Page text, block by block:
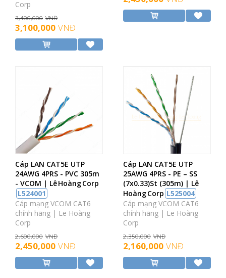
Corp
3,400,000 VNĐ
3,100,000 VNĐ
Cáp LAN CAT5E UTP
24AWG 4PRS - PVC 305m
- VCOM | Lê Hoàng Corp
L524001
Cáp mạng VCOM CAT6
chính hãng | Le Hoàng
Corp
2,600,000 VNĐ
2,450,000 VNĐ
Cáp LAN CAT5E UTP
25AWG 4PRS - PE – SS
(7x0.33)St (305m) | Lê
Hoàng Corp L525004
Cáp mạng VCOM CAT6
chính hãng | Le Hoàng
Corp
2,350,000 VNĐ
2,160,000 VNĐ